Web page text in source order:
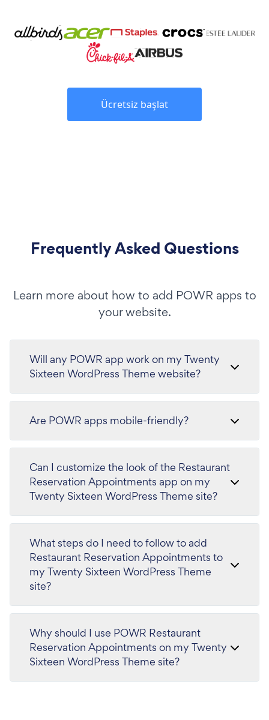
Ücretsiz başlat
Frequently Asked Questions
Learn more about how to add POWR apps to
your website.
Will any POWR app work on my Twenty
Sixteen WordPress Theme website?
Are POWR apps mobile-friendly?
Can I customize the look of the Restaurant
Reservation Appointments app on my
Twenty Sixteen WordPress Theme site?
What steps do I need to follow to add
Restaurant Reservation Appointments to
my Twenty Sixteen WordPress Theme
site?
Why should I use POWR Restaurant
Reservation Appointments on my Twenty
Sixteen WordPress Theme site?